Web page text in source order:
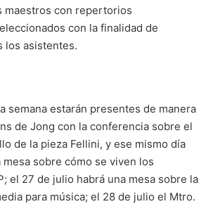
maestros con repertorios
con la finalidad de
los asistentes.
semana estarán presentes de manera
de Jong con la conferencia sobre el
de la pieza Fellini, y ese mismo día
sobre cómo se viven los
el 27 de julio habrá una mesa sobre la
para música; el 28 de julio el Mtro.